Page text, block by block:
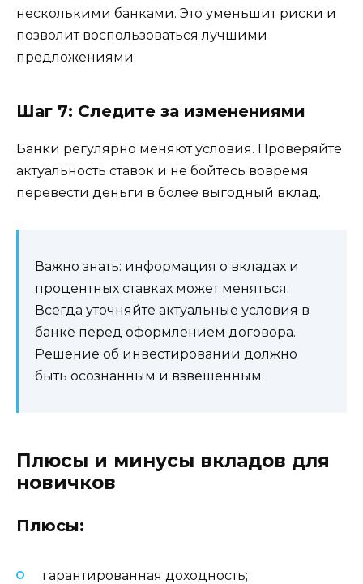
несколькими банками. Это уменьшит риски и
позволит воспользоваться лучшими
предложениями.
Шаг 7: Следите за изменениями
Банки регулярно меняют условия. Проверяйте
актуальность ставок и не бойтесь вовремя
перевести деньги в более выгодный вклад.
Важно знать: информация о вкладах и
процентных ставках может меняться.
Всегда уточняйте актуальные условия в
банке перед оформлением договора.
Решение об инвестировании должно
быть осознанным и взвешенным.
Плюсы и минусы вкладов для
новичков
Плюсы:
гарантированная доходность;